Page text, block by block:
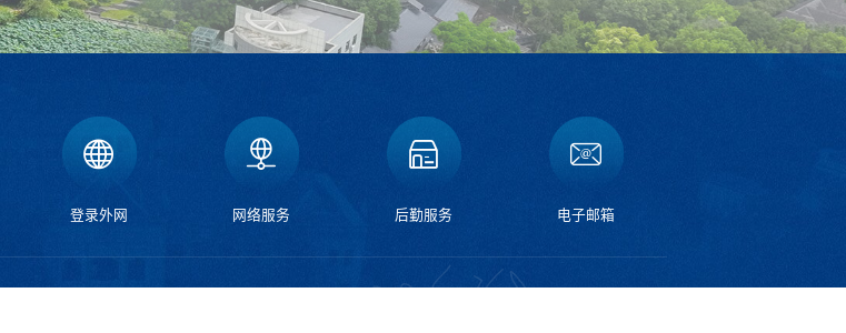
登录外网 网络服务 后勤服务 电子邮箱